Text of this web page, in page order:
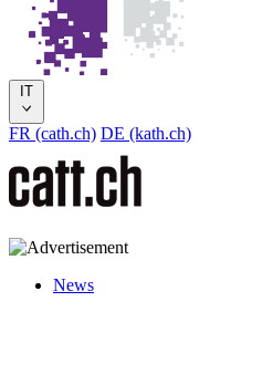
IT
FR (cath.ch) DE (kath.ch)
News